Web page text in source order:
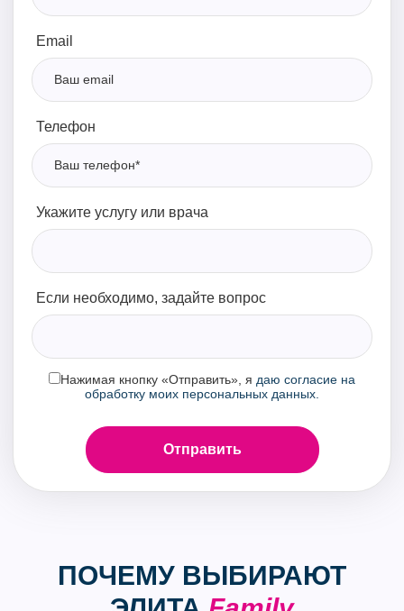
Email
Телефон
Укажите услугу или врача
Если необходимо, задайте вопрос
Нажимая кнопку «Отправить», я даю согласие на
обработку моих персональных данных.
ПОЧЕМУ ВЫБИРАЮТ